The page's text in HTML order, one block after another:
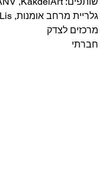
מרכזים לצדק
חברתי